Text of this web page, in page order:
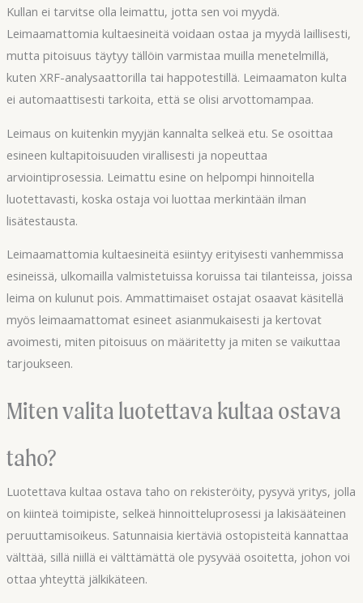
Kullan ei tarvitse olla leimattu, jotta sen voi myydä.
Leimaamattomia kultaesineitä voidaan ostaa ja myydä laillisesti,
mutta pitoisuus täytyy tällöin varmistaa muilla menetelmillä,
kuten XRF-analysaattorilla tai happotestillä. Leimaamaton kulta
ei automaattisesti tarkoita, että se olisi arvottomampaa.
Leimaus on kuitenkin myyjän kannalta selkeä etu. Se osoittaa
esineen kultapitoisuuden virallisesti ja nopeuttaa
arviointiprosessia. Leimattu esine on helpompi hinnoitella
luotettavasti, koska ostaja voi luottaa merkintään ilman
lisätestausta.
Leimaamattomia kultaesineitä esiintyy erityisesti vanhemmissa
esineissä, ulkomailla valmistetuissa koruissa tai tilanteissa, joissa
leima on kulunut pois. Ammattimaiset ostajat osaavat käsitellä
myös leimaamattomat esineet asianmukaisesti ja kertovat
avoimesti, miten pitoisuus on määritetty ja miten se vaikuttaa
tarjoukseen.
Miten valita luotettava kultaa ostava
taho?
Luotettava kultaa ostava taho on rekisteröity, pysyvä yritys, jolla
on kiinteä toimipiste, selkeä hinnoitteluprosessi ja lakisääteinen
peruuttamisoikeus. Satunnaisia kiertäviä ostopisteitä kannattaa
välttää, sillä niillä ei välttämättä ole pysyvää osoitetta, johon voi
ottaa yhteyttä jälkikäteen.